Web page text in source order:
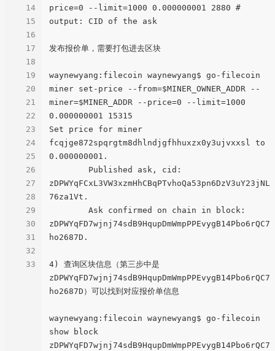
14
15
16
17
18
19
20
21
22
23
24
25
26
27
28
29
30
31
32
33
price=0 --limit=1000 0.000000001 2880 #
output: CID of the ask
发布报价单，需要打包进去区块
waynewyang:filecoin waynewyang$ go-filecoin
miner set-price --from=$MINER_OWNER_ADDR --
miner=$MINER_ADDR --price=0 --limit=1000
0.000000001 15315
Set price for miner
fcqjge872spqrgtm8dhlndjgfhhuxzx0y3ujvxxsl to
0.000000001.
zDPWYqFCxL3VW3xzmHhCBqPTvhoQa53pn6DzV3uY23jNL
76za1Vt.
zDPWYqFD7wjnj74sdB9HqupDmWmpPPEvygB14Pbo6rQC7
ho2687D.
4) 查询区块信息（第三步中是
zDPWYqFD7wjnj74sdB9HqupDmWmpPPEvygB14Pbo6rQC7
ho2687D）可以找到对应报价单信息
waynewyang:filecoin waynewyang$ go-filecoin
show block
zDPWYqFD7wjnj74sdB9HqupDmWmpPPEvygB14Pbo6rQC7